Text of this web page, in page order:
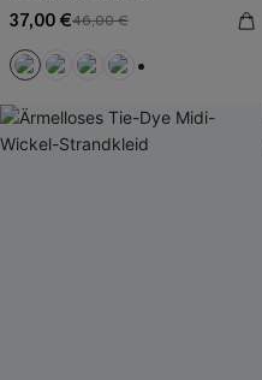
37,00 €46,00 €